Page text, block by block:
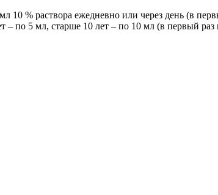
10 % раствора ежедневно или через день (в
– по 5 мл, старше 10 лет – по 10 мл (в первый